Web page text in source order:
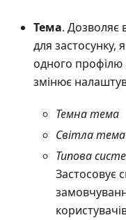
Тема. Дозволяє
для застосунку,
одного профілю
змінює
Темнатема
Світлатема
Типова
Застосовує